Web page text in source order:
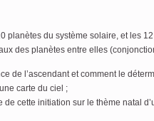
planètes du système solaire, et les
des planètes entre elles
de l’ascendant et comment le
carte du ciel ;
de cette initiation sur le thème natal